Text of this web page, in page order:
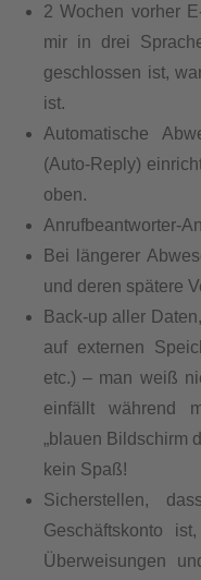
2 Wochen vorher
mir in drei
geschlossen ist,
ist.
Automatische
(Auto-Reply)
oben.
Anrufbeantworter-
Bei längerer
und deren spätere
Back-up aller
auf externen
etc.) – man weiß
einfällt während
„blauen Bildschirm
kein Spaß!
Sicherstellen,
Geschäftskonto
Überweisungen